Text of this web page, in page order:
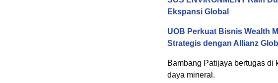
Ekspansi Global
UOB Perkuat Bisnis Wealth
Strategis dengan Allianz
Bambang Patijaya bertugas di
daya mineral.